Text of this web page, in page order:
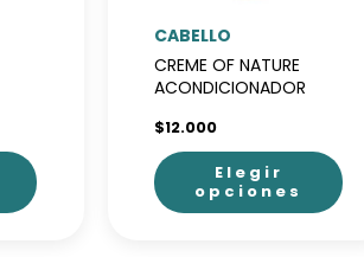
CABELLO
CREME OF NATURE
ACONDICIONADOR
$12.000
Elegir
opciones